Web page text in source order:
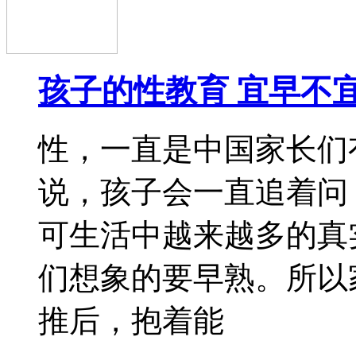
性，一直是中国家长
说，孩子会一直追着
可生活中越来越多的
们想象的要早熟。所
推后，抱着能
2016-11-07
别把上幼儿园迟到当